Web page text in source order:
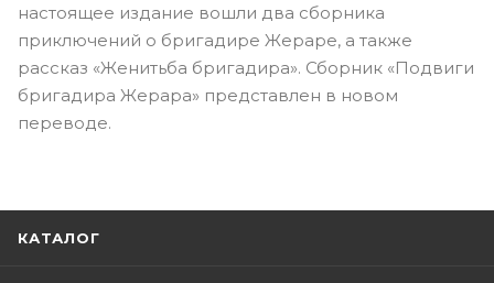
настоящее издание вошли два сборника
приключений о бригадире Жераре, а также
рассказ «Женитьба бригадира». Сборник «Подвиги
бригадира Жерара» представлен в новом
переводе.
КАТАЛОГ